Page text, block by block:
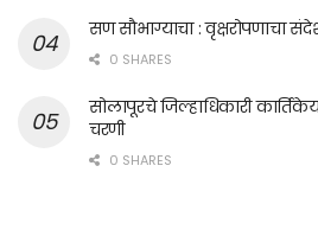
सण सौभाग्याचा : वृक्षरोपणाचा
0 SHARES
सोलापूरचे जिल्हाधिकारी
चरणी
0 SHARES